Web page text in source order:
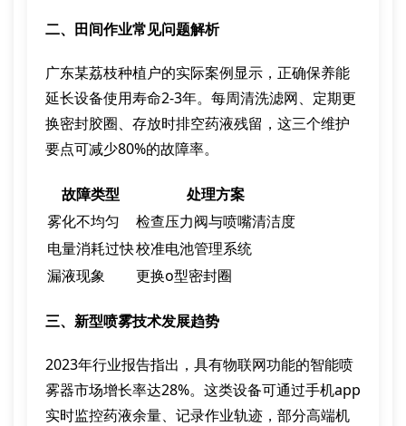
二、田间作业常见问题解析
广东某荔枝种植户的实际案例显示，正确保养能
延长设备使用寿命2-3年。每周清洗滤网、定期更
换密封胶圈、存放时排空药液残留，这三个维护
要点可减少80%的故障率。
故障类型
处理方案
雾化不均匀
检查压力阀与喷嘴清洁度
电量消耗过快校准电池管理系统
漏液现象
更换o型密封圈
三、新型喷雾技术发展趋势
2023年行业报告指出，具有物联网功能的智能喷
雾器市场增长率达28%。这类设备可通过手机app
实时监控药液余量、记录作业轨迹，部分高端机